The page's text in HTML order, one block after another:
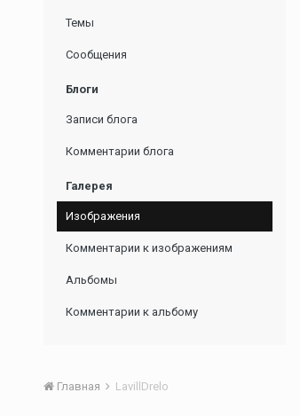
Темы
Сообщения
Блоги
Записи блога
Комментарии блога
Галерея
Изображения
Комментарии к изображениям
Альбомы
Комментарии к альбому
Главная LavillDrelo